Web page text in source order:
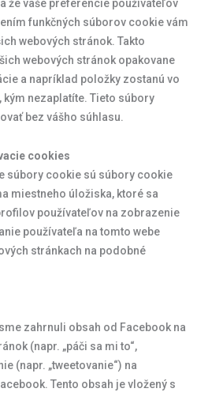
že vaše preferencie používateľov
funkčných súborov cookie vám
webových stránok. Takto
webových stránok opakovane
a napríklad položky zostanú vo
kým nezaplatíte. Tieto súbory
bez vášho súhlasu.
cookies
súbory cookie sú súbory cookie
miestneho úložiska, ktoré sa
používateľov na zobrazenie
používateľa na tomto webe
stránkach na podobné
zahrnuli obsah od Facebook na
(napr. „páči sa mi to“,
(napr. „tweetovanie“) na
Tento obsah je vložený s